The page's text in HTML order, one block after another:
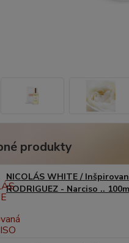
produkty
NICOLÁS WHITE /
RODRIGUEZ - Narciso ..